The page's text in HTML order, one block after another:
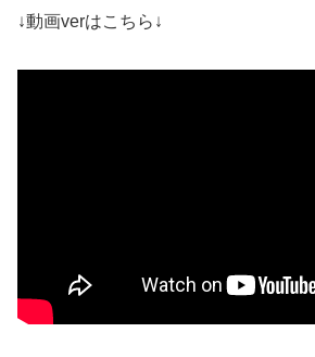
↓動画verはこちら↓